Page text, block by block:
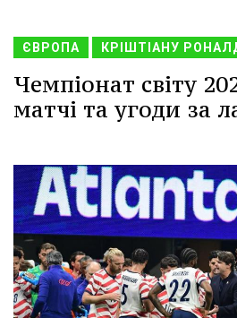
ЄВРОПА КРІШТІАНУ
Чемпіонат світу
матчі та угоди за